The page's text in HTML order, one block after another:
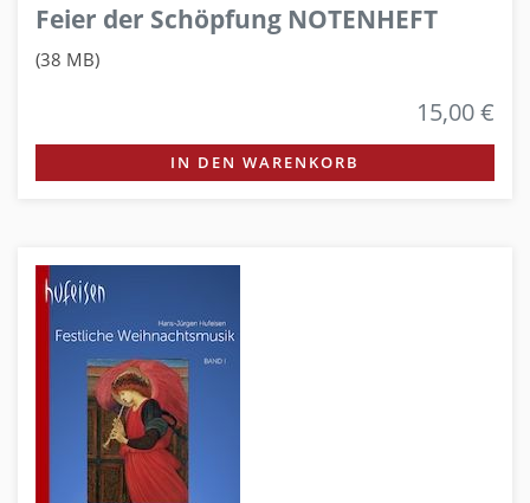
Feier der Schöpfung NOTENHEFT
(38 MB)
15,00 €
IN DEN WARENKORB